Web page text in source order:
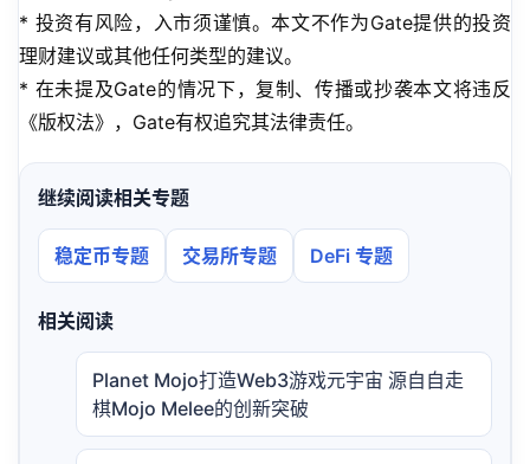
* 投资有风险，入市须谨慎。本文不作为Gate提供的投资
理财建议或其他任何类型的建议。
* 在未提及Gate的情况下，复制、传播或抄袭本文将违反
《版权法》，Gate有权追究其法律责任。
继续阅读相关专题
稳定币专题 交易所专题 DeFi 专题
相关阅读
Planet Mojo打造Web3游戏元宇宙 源自自走
棋Mojo Melee的创新突破